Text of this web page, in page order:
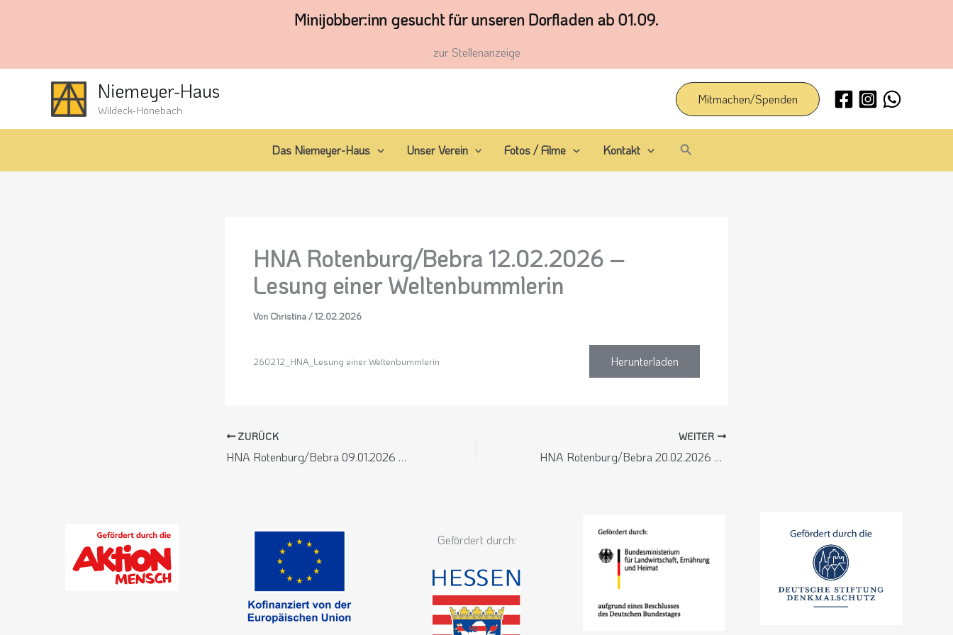
Minijobber:inn gesucht für unseren Dorfladen ab 01.09.
zur Stellenanzeige
Niemeyer-Haus
Wildeck-Hönebach
Mitmachen/Spenden
Das Niemeyer-Haus Unser Verein Fotos / Filme Kontakt Suchen
HNA Rotenburg/Bebra 12.02.2026 –
Lesung einer Weltenbummlerin
Von Christina /12.02.2026
260212_HNA_Lesung einer Weltenbummlerin Herunterladen
ZURÜCK
HNA Rotenburg/Bebra 09.01.2026 – Vortrag über Entwicklungshilfe in der Mongolei
WEITER
HNA Rotenburg/Bebra 20.02.2026 – Bilder vom Ankommen und Loslassen
Gefördert durch: